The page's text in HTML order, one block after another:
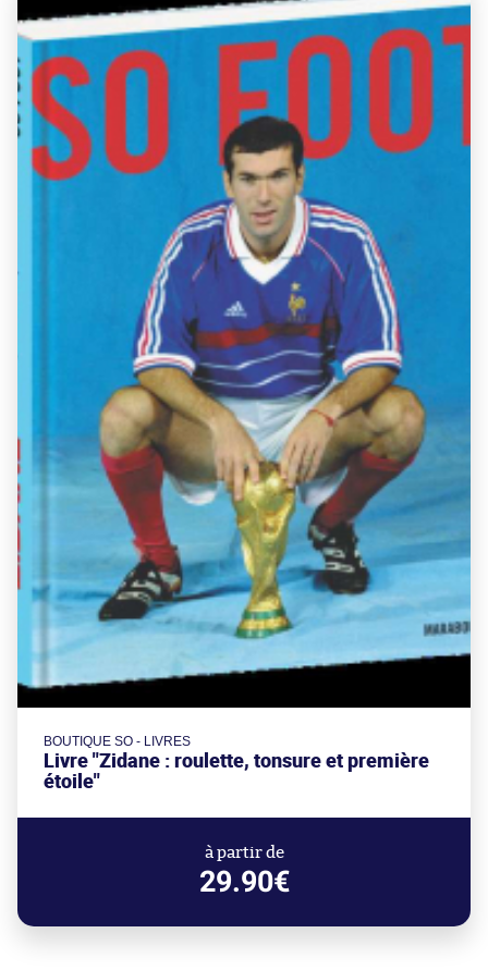
BOUTIQUE SO - LIVRES
Livre "Zidane : roulette, tonsure et première
étoile"
à partir de
29.90€